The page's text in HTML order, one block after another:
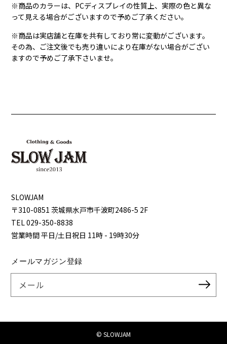
※商品のカラーは、PCディスプレイの性質上、実際の色と異な
って見える場合がございますので予めご了承ください。
※商品は実店舗と在庫を共有しており常に変動がございます。
その為、ご注文後でも売り違いにより在庫がない場合がござい
ますので予めご了承下さいませ。
SLOWJAM
〒310-0851 茨城県⽔⼾市千波町2486-5 2F
TEL 029-350-8838
営業時間 平⽇/⼟⽇祝⽇ 11時 - 19時30分
メールマガジン登録
メール
© SLOWJAM